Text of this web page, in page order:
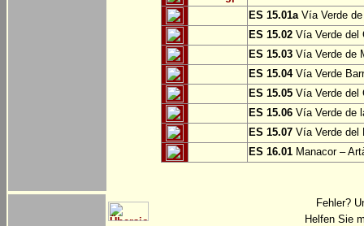
ES 15.01aVía Verde de
ES 15.02 Vía Verde del
ES 15.03 Vía Verde de
ES 15.04Vía Verde
ES 15.05 Vía Verde del
ES 15.06 Vía Verde de
ES 15.07 Vía Verde del
ES 16.01 Manacor –
Fehler?
Helfen Sie